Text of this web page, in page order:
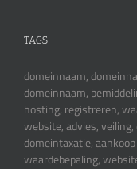
TAGS
domeinnaam,
domeinnaam,
hosting, registreren,
website, advies,
domeintaxatie,
waardebepaling,